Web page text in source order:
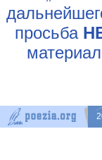
просьба